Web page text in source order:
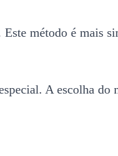
método é mais
A escolha do